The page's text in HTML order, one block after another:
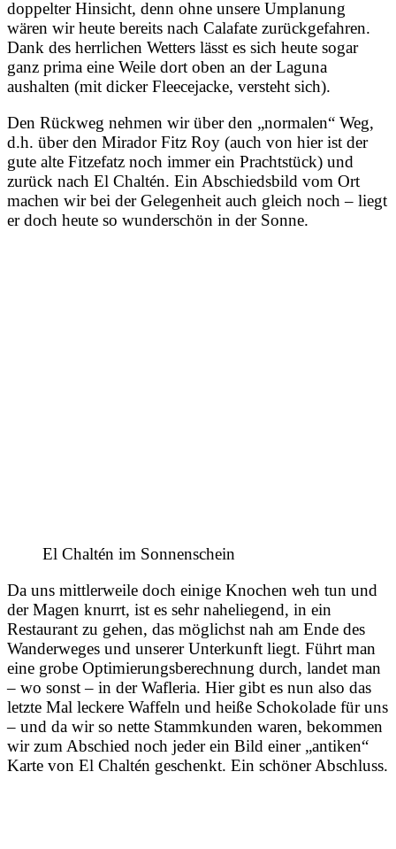
doppelter Hinsicht, denn ohne unsere Umplanung
wären wir heute bereits nach Calafate zurückgefahren.
Dank des herrlichen Wetters lässt es sich heute sogar
ganz prima eine Weile dort oben an der Laguna
aushalten (mit dicker Fleecejacke, versteht sich).
Den Rückweg nehmen wir über den „normalen“ Weg,
d.h. über den Mirador Fitz Roy (auch von hier ist der
gute alte Fitzefatz noch immer ein Prachtstück) und
zurück nach El Chaltén. Ein Abschiedsbild vom Ort
machen wir bei der Gelegenheit auch gleich noch – liegt
er doch heute so wunderschön in der Sonne.
El Chaltén im Sonnenschein
Da uns mittlerweile doch einige Knochen weh tun und
der Magen knurrt, ist es sehr naheliegend, in ein
Restaurant zu gehen, das möglichst nah am Ende des
Wanderweges und unserer Unterkunft liegt. Führt man
eine grobe Optimierungsberechnung durch, landet man
– wo sonst – in der Wafleria. Hier gibt es nun also das
letzte Mal leckere Waffeln und heiße Schokolade für uns
– und da wir so nette Stammkunden waren, bekommen
wir zum Abschied noch jeder ein Bild einer „antiken“
Karte von El Chaltén geschenkt. Ein schöner Abschluss.